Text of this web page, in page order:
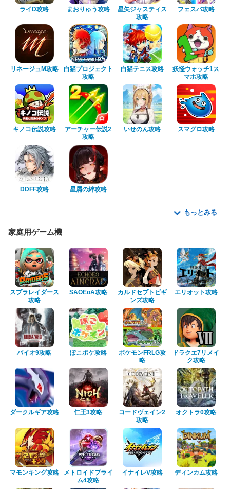
ライD攻略 まおりゅう攻略
星矢ジャスティス
攻略
フェスバ攻略
リネージュM攻略
白猫プロジェクト
攻略
白猫テニス攻略
妖怪ウォッチ1ス
マホ攻略
キノコ伝説攻略
アーチャー伝説2
攻略
いせのん攻略 スマグロ攻略
DDFF攻略 星屑の絆攻略
もっとみる
家庭用ゲーム機
スプラレイダース
攻略
SAOEoA攻略
カルドセプトビギ
ンズ攻略
エリオット攻略
バイオ9攻略 ぽこポケ攻略
ポケモンFRLG攻
略
ドラクエ7リメイ
ク攻略
ダークルギア攻略 仁王3攻略
コードヴェイン2
攻略
オクトラ0攻略
マモンキング攻略
メトロイドプライ
ム4攻略
イナイレV攻略 ディンカム攻略